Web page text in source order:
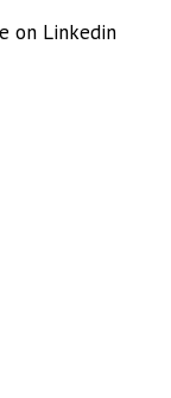
on Linkedin